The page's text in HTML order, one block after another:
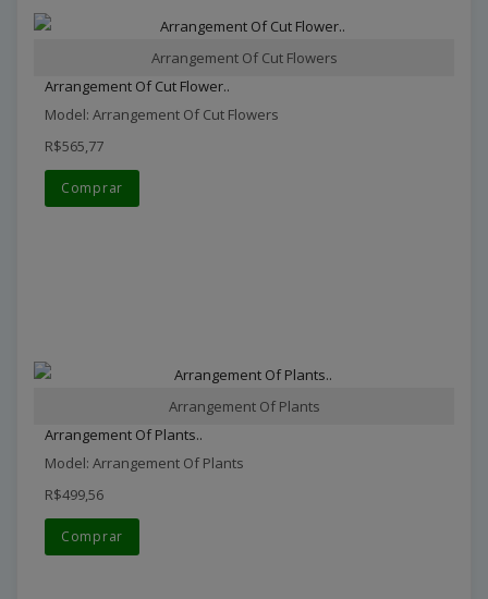
Arrangement Of Cut Flowers
Arrangement Of Cut Flower..
Model: Arrangement Of Cut Flowers
R$565,77
Comprar
Arrangement Of Plants
Arrangement Of Plants..
Model: Arrangement Of Plants
R$499,56
Comprar